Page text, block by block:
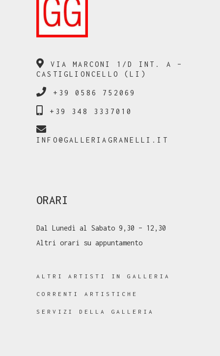
VIA MARCONI 1/D INT. A –
CASTIGLIONCELLO (LI)
+39 0586 752069
+39 348 3337010
INFO@GALLERIAGRANELLI.IT
ORARI
Dal Lunedì al Sabato 9,30 – 12,30
Altri orari su appuntamento
ALTRI ARTISTI IN GALLERIA
CORRENTI ARTISTICHE
SERVIZI DELLA GALLERIA